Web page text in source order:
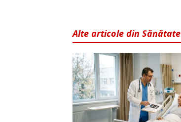
Alte articole din Sănătate